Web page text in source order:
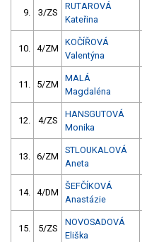
9. 3/ZS
RUTAROVÁ
Kateřina
10. 4/ZM
KOČÍŘOVÁ
Valentýna
11. 5/ZM
MALÁ
Magdaléna
12. 4/ZS
HANSGUTOVÁ
Monika
13. 6/ZM
STLOUKALOVÁ
Aneta
14. 4/DM
ŠEFČÍKOVÁ
Anastázie
15. 5/ZS
NOVOSADOVÁ
Eliška